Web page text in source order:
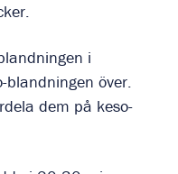
i
blandningen över.
dem på keso-